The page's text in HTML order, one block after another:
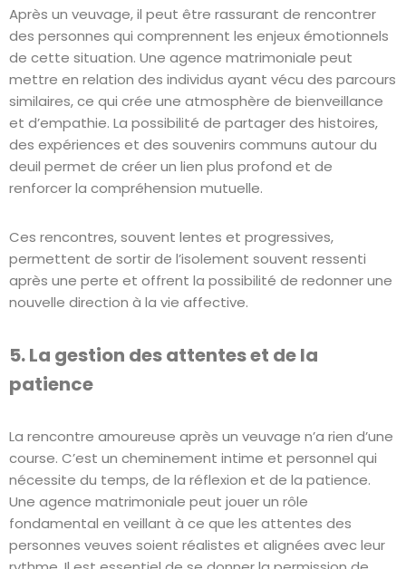
Après un veuvage, il peut être rassurant de rencontrer
des personnes qui comprennent les enjeux émotionnels
de cette situation. Une agence matrimoniale peut
mettre en relation des individus ayant vécu des parcours
similaires, ce qui crée une atmosphère de bienveillance
et d’empathie. La possibilité de partager des histoires,
des expériences et des souvenirs communs autour du
deuil permet de créer un lien plus profond et de
renforcer la compréhension mutuelle.
Ces rencontres, souvent lentes et progressives,
permettent de sortir de l’isolement souvent ressenti
après une perte et offrent la possibilité de redonner une
nouvelle direction à la vie affective.
5. La gestion des attentes et de la
patience
La rencontre amoureuse après un veuvage n’a rien d’une
course. C’est un cheminement intime et personnel qui
nécessite du temps, de la réflexion et de la patience.
Une agence matrimoniale peut jouer un rôle
fondamental en veillant à ce que les attentes des
personnes veuves soient réalistes et alignées avec leur